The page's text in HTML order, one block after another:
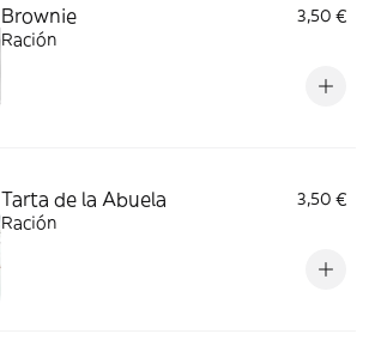
Brownie
3,50 €
Ración
Tarta de la Abuela
3,50 €
Ración